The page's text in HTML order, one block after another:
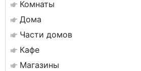
Комнаты
Дома
Части домов
Кафе
Магазины